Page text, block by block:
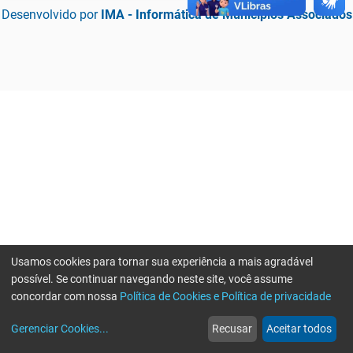
Desenvolvido por IMA - Informática de Municípios Associados
web
Notícias
more_horiz
Mais
Usamos cookies para tornar sua experiência a mais agradável
possível. Se continuar navegando neste site, você assume
concordar com nossa Política de Cookies e Política de privacidade
Gerenciar Cookies... Recusar Aceitar todos
Erro ao enviar informações, por favor tente novamente